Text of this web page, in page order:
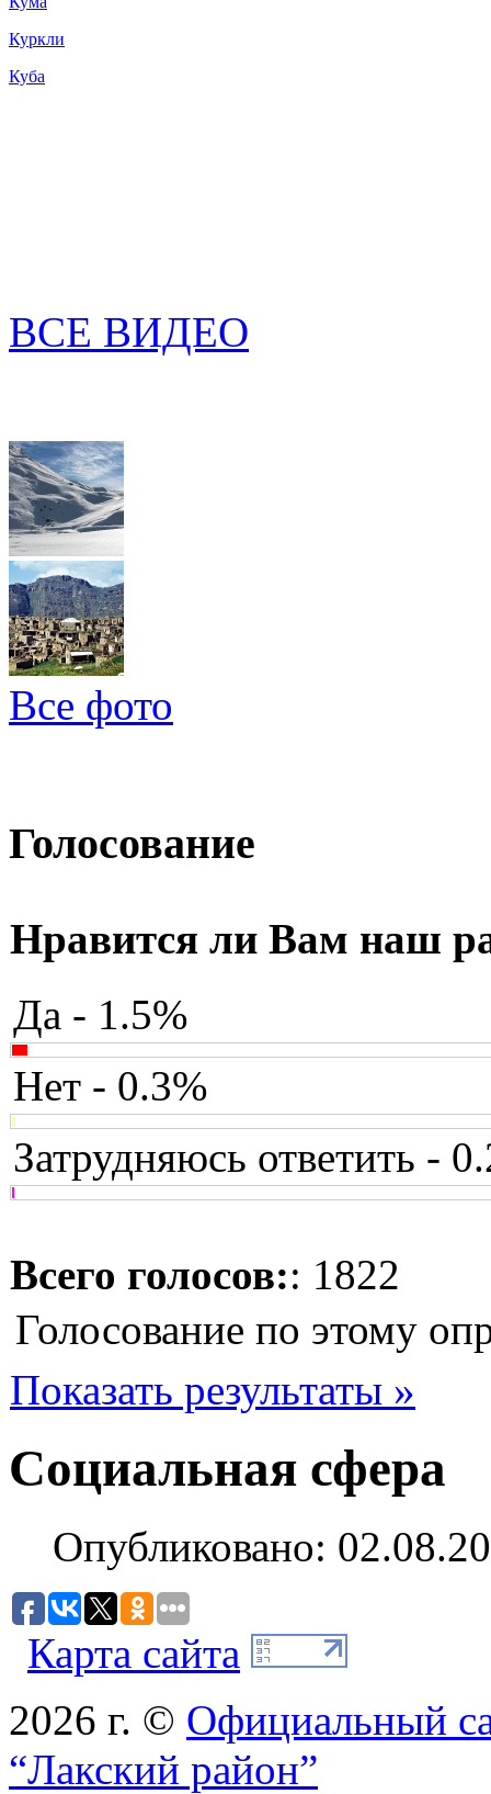
Куркли
Куба
ВСЕ ВИДЕО
Все фото
Голосование
Нравится ли Вам наш
Да - 1.5%
Нет - 0.3%
Затрудняюсь ответить -
Всего голосов:: 1822
Голосование по этому
Показать результаты »
Социальная сфера
Опубликовано:
Карта сайта
2026 г. © Официальный
“Лакский район”